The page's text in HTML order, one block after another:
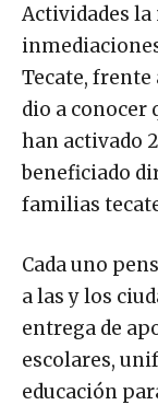
Actividades la
Tecate,
dio a conocer
han activado
beneficiado
familias
Cada uno
a las y los
entrega de
escolares,
educación